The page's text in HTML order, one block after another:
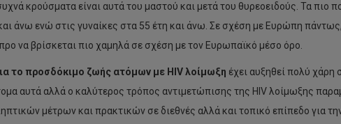
κρούσματα είναι αυτά του μαστού και μετά του θυρεοειδούς. Τα πιο
άνω ενώ στις γυναίκες στα 55 έτη και άνω. Σε σχέση με Ευρώπη
να βρίσκεται πιο χαμηλά σε σχέση με τον Ευρωπαϊκό μέσο όρο.
το προσδόκιμο ζωής ατόμων με HIV λοίμωξη έχει αυξηθεί πολύ χάρη
αυτά αλλά ο καλύτερος τρόπος αντιμετώπισης της ΗIV λοίμωξης
μέτρων και πρακτικών σε διεθνές αλλά και τοπικό επίπεδο για